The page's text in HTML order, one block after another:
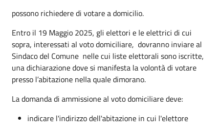
possono richiedere di votare a domicilio.
Entro il 19 Maggio 2025, gli elettori e le elettrici di cui
sopra, interessati al voto domiciliare, dovranno inviare al
Sindaco del Comune nelle cui liste elettorali sono iscritte,
una dichiarazione dove si manifesta la volontà di votare
presso l’abitazione nella quale dimorano.
La domanda di ammissione al voto domiciliare deve:
indicare l'indirizzo dell'abitazione in cui l'elettore